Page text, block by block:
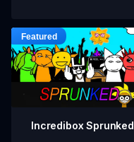
Incredibox Sprunked